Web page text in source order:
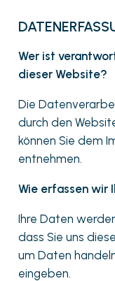
Wer ist
dieser Website?
Die
durch den
können Sie dem
entnehmen.
Wie erfassen wir
Ihre Daten
dass Sie uns
um Daten
eingeben.